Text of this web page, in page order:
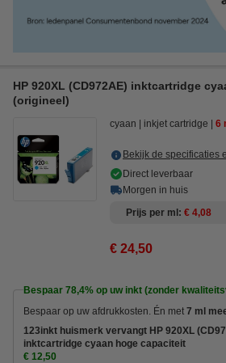
HP 920XL (CD972AE) inktcartridge
(origineel)
cyaan inkjet cartridge 6
Bekijk de specificaties
Direct leverbaar
Morgen in huis
Prijs per ml
€ 4,08
€ 24,50
Bespaar 78,4% op uw inkt (zonder
Bespaar op uw afdrukkosten. Én met 7 ml
123inkt huismerk vervangt HP 920XL
inktcartridge cyaan hoge capaciteit
€ 12,50